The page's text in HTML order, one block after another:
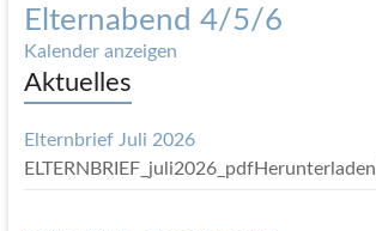
Elternabend 4/5/6
Kalender anzeigen
Aktuelles
Elternbrief Juli 2026
ELTERNBRIEF_juli2026_pdfHerunterladen